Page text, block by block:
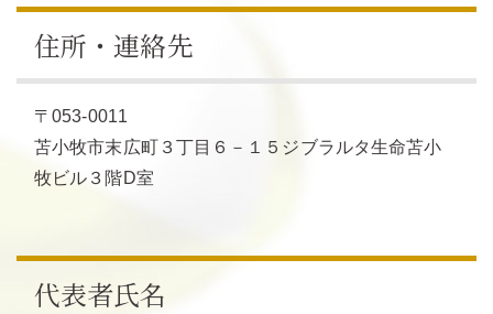
住所・連絡先
〒053-0011
苫小牧市末広町３丁目６－１５ジブラルタ生命苫小
牧ビル３階D室
代表者氏名